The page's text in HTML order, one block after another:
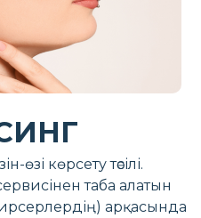
өзі көрсету тәсілі.
таба алатын
арқасында